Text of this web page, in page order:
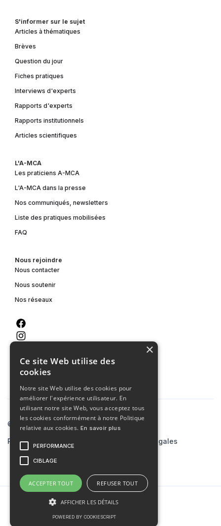
S'informer sur le sujet
Articles à thématiques
Brèves
Question du jour
Fiches pratiques
Interviews d'experts
Rapports d'experts
Rapports institutionnels
Articles scientifiques
L'A-MCA
Les praticiens A-MCA
L'A-MCA dans la presse
Nos communiqués, newsletters
Liste des pratiques mobilisées
FAQ
Nous rejoindre
Nous contacter
Nous soutenir
Nos réseaux
© 2023 Agence MCA
Politiques de confidentialité Mentions légales
×
Ce site Web utilise des
cookies
Notre site Web utilise des cookies pour
améliorer l'expérience utilisateur. En
utilisant notre site Web, vous acceptez tous
les cookies conformément à notre Politique
relative aux cookies. En savoir plus
PERFORMANCE
CIBLAGE
ACCEPTER TOUT REFUSER TOUT
AFFICHER LES DÉTAILS
POWERED BY COOKIESCRIPT